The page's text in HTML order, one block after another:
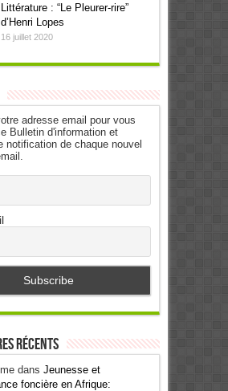
Littérature : “Le Pleurer-rire”
d’Henri Lopes
16 juillet 2020
adresse email pour vous
Bulletin d'information et
notification de chaque nouvel
récents
dans Jeunesse et
foncière en Afrique: